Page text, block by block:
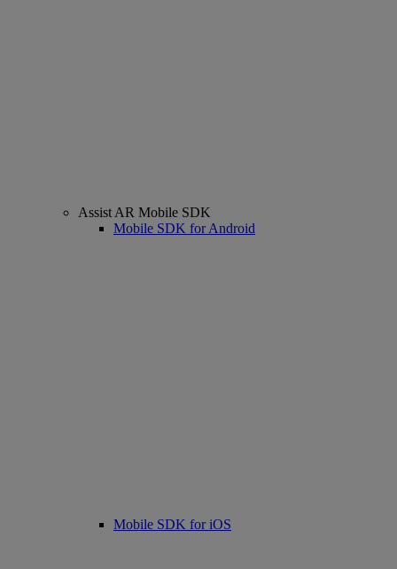
Assist AR Mobile SDK
Mobile SDK for Android
Mobile SDK for iOS